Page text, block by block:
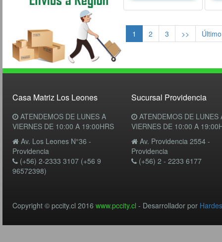
1 2 3 >> Último
Casa Matriz Los Leones
ATENDEMOS DE LUNES A
VIERNES DE 10:00 A 19:00HRS
Av. Los Leones N°36 -
Providencia
(+56) 2-2333 3107 (+56 9
96572398)
Sucursal Providencia
ATENDEMOS DE LUNES
VIERNES DE 10:00 A
Av. Providencia 2554 -
Providencia
(+56) 2 - 2233 6177
Copyright © pccity.cl 2016 www.pccity.cl - Desarrollador por